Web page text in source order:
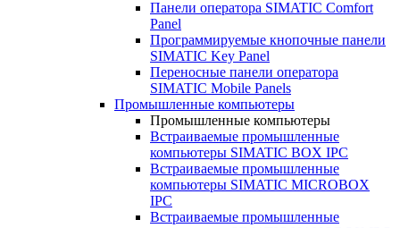
Панели оператора SIMATIC Comfort
Panel
Программируемые кнопочные панели
SIMATIC Key Panel
Переносные панели оператора
SIMATIC Mobile Panels
Промышленные компьютеры
Промышленные компьютеры
Встраиваемые промышленные
компьютеры SIMATIC BOX IPC
Встраиваемые промышленные
компьютеры SIMATIC MICROBOX
IPC
Встраиваемые промышленные